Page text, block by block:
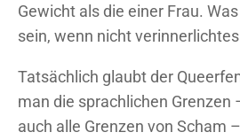
Gewicht als die einer Frau.
sein, wenn nicht
Tatsächlich glaubt der
man die sprachlichen Grenzen
auch alle Grenzen von Scham